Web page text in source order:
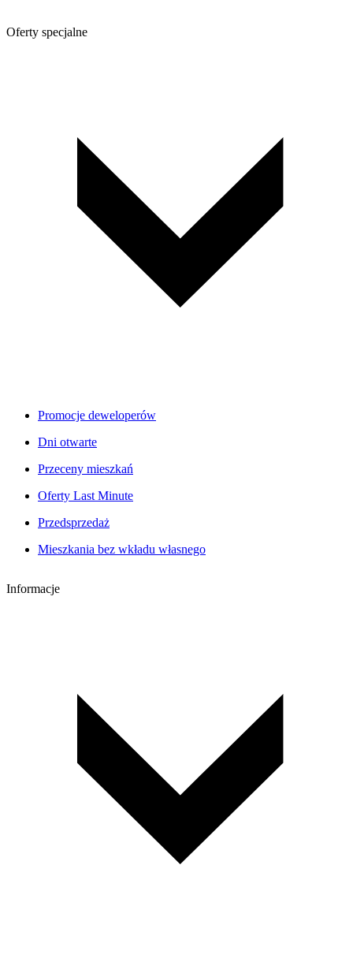
Oferty specjalne
Promocje deweloperów
Dni otwarte
Przeceny mieszkań
Oferty Last Minute
Przedsprzedaż
Mieszkania bez wkładu własnego
Informacje